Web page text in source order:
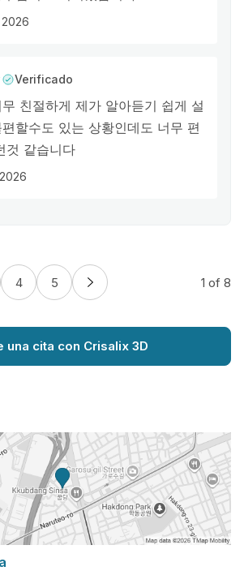
Verificado
친절하게 제가 알아듣기 쉽게 설
할수도 있는 상황인데도 너무 편
것 같습니다
4 5 1 of 8
una cita con Crisalix 3D